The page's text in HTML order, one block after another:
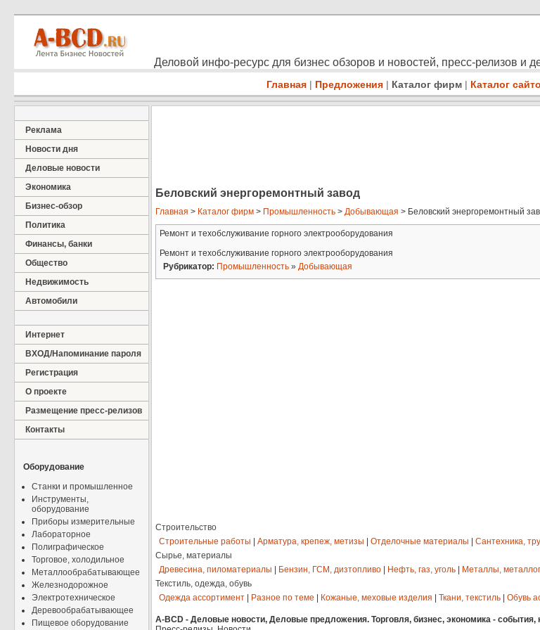
Деловой инфо-ресурс для бизнес обзоров и новостей, пресс-релизов и
Главная | Предложения | Каталог фирм | Каталог
Реклама
Новости дня
Деловые новости
Экономика
Бизнес-обзор
Политика
Финансы, банки
Общество
Недвижимость
Автомобили
Интернет
ВХОД/Напоминание пароля
Регистрация
О проекте
Размещение пресс-релизов
Контакты
Оборудование
Станки и промышленное
Инструменты,
оборудование
Приборы измерительные
Лабораторное
Полиграфическое
Торговое, холодильное
Металлообрабатывающее
Железнодорожное
Электротехническое
Деревообрабатывающее
Пищевое оборудование
Беловский энергоремонтный завод
Главная > Каталог фирм > Промышленность > Добывающая > Беловский энергоремонтный
Ремонт и техобслуживание горного электрооборудования
Ремонт и техобслуживание горного электрооборудования
Рубрикатор: Промышленность » Добывающая
Строительство
Строительные работы
Арматура, крепеж, метизы Отделочные материалы Сантехника,
Сырье, материалы
Древесина, пиломатериалы
Бензин, ГСМ, дизтопливо Нефть, газ, уголь Металлы,
Текстиль, одежда, обувь
Одежда ассортимент
Разное по теме Кожаные, меховые изделия Ткани, текстиль Обувь
A-BCD - Деловые новости, Деловые предложения. Торговля, бизнес, экономика - события,